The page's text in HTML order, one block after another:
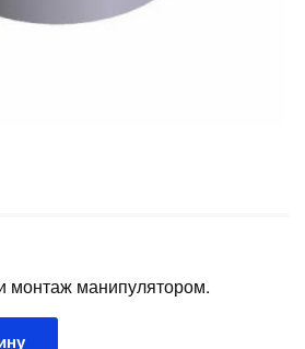
монтаж манипулятором.